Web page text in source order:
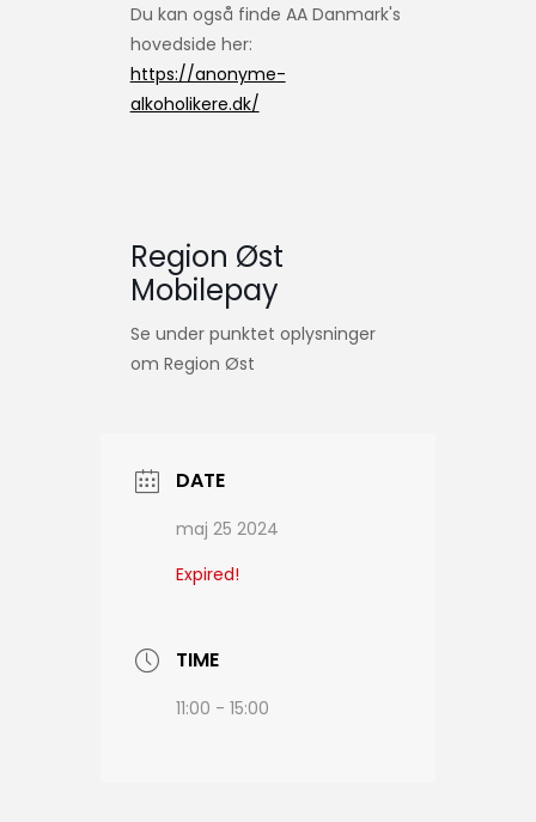
Du kan også finde AA Danmark's
hovedside her:
https://anonyme-
alkoholikere.dk/
Region Øst
Mobilepay
Se under punktet oplysninger
om Region Øst
DATE
maj 25 2024
Expired!
TIME
11:00 - 15:00